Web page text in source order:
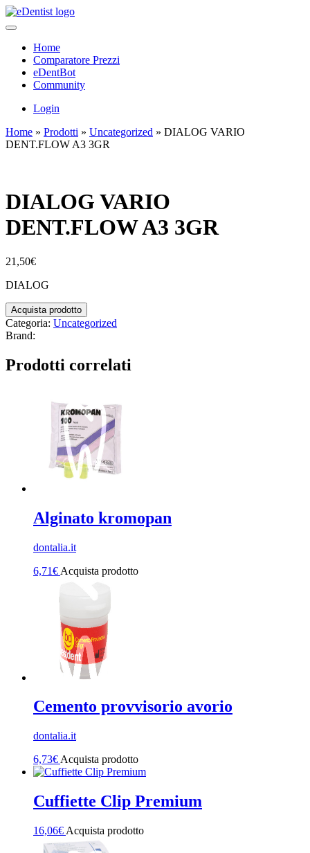
Home
Comparatore Prezzi
eDentBot
Community
Login
Home » Prodotti » Uncategorized » DIALOG VARIO
DENT.FLOW A3 3GR
DIALOG VARIO
DENT.FLOW A3 3GR
21,50€
DIALOG
Acquista prodotto
Categoria: Uncategorized
Brand:
Prodotti correlati
Alginato kromopan
dontalia.it
6,71€ Acquista prodotto
Cemento provvisorio avorio
dontalia.it
6,73€ Acquista prodotto
Cuffiette Clip Premium
16,06€ Acquista prodotto